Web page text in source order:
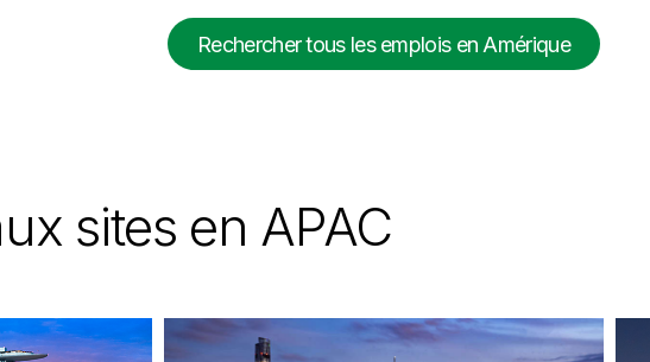
Rechercher tous les emplois en Amérique
sites en APAC